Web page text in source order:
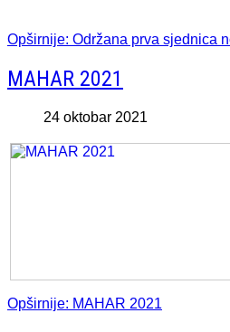
Opširnije: Održana prva sjednica
MAHAR 2021
24 oktobar 2021
Opširnije: MAHAR 2021